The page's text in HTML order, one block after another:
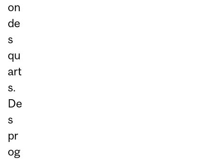
on
de
s
qu
art
s.
De
s
pr
og